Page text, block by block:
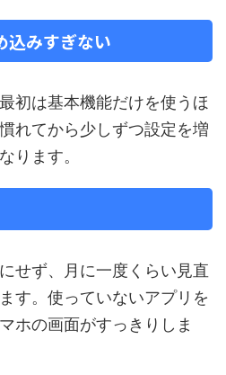
込みすぎない
初は基本機能だけを使うほ
れてから少しずつ設定を増
ります。
せず、月に一度くらい見直
す。使っていないアプリを
ホの画面がすっきりしま